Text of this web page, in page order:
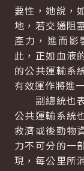
要性，她說，
地，若交通阻
產力，進而影
此，正如血液
的公共運輸系
有效運作將進
副總統也表
公共運輸系統
救濟或後勤物
力不可分的一
現，每公里所